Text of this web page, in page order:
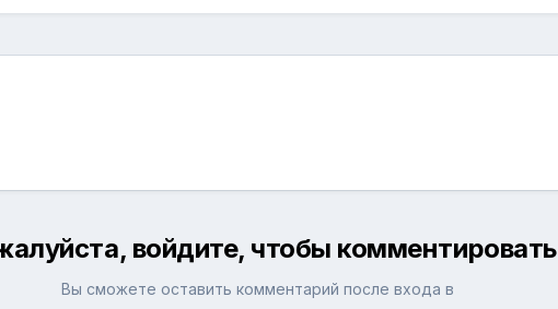
войдите, чтобы комментировать
Вы сможете оставить комментарий после входа в